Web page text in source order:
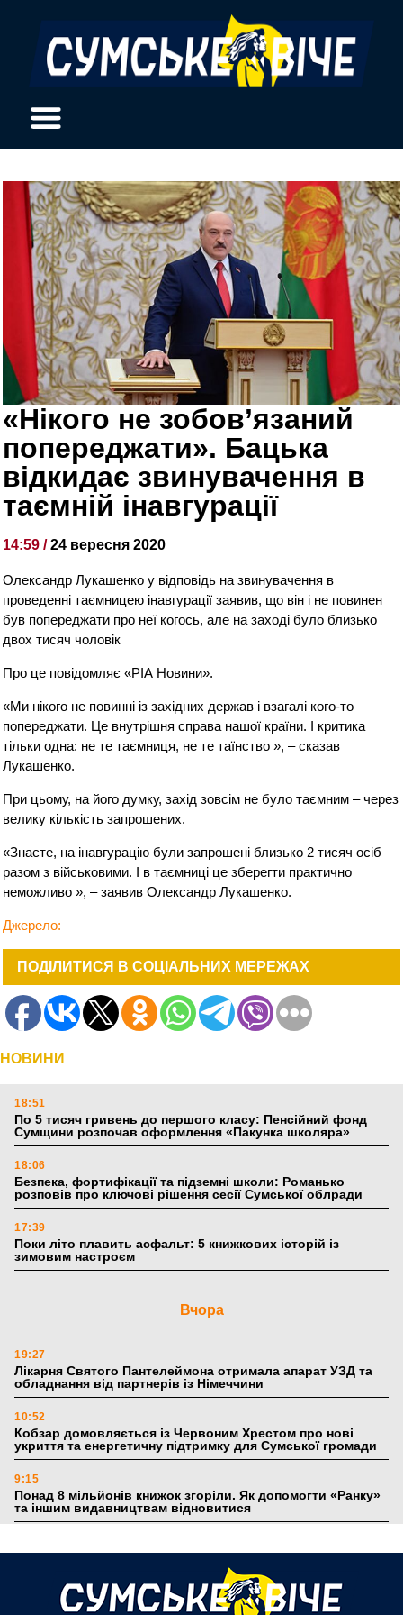
«Нікого не зобов’язаний
попереджати». Бацька
відкидає звинувачення в
таємній інавгурації
14:59 /24 вересня 2020
Олександр Лукашенко у відповідь на звинувачення в
проведенні таємницею інавгурації заявив, що він і не повинен
був попереджати про неї когось, але на заході було близько
двох тисяч чоловік
Про це повідомляє «РІА Новини».
«Ми нікого не повинні із західних держав і взагалі кого-то
попереджати. Це внутрішня справа нашої країни. І критика
тільки одна: не те таємниця, не те таїнство », – сказав
Лукашенко.
При цьому, на його думку, захід зовсім не було таємним – через
велику кількість запрошених.
«Знаєте, на інавгурацію були запрошені близько 2 тисяч осіб
разом з військовими. І в таємниці це зберегти практично
неможливо », – заявив Олександр Лукашенко.
Джерело:
ПОДІЛИТИСЯ В СОЦІАЛЬНИХ МЕРЕЖАХ
НОВИНИ
18:51
По 5 тисяч гривень до першого класу: Пенсійний фонд
Сумщини розпочав оформлення «Пакунка школяра»
18:06
Безпека, фортифікації та підземні школи: Романько
розповів про ключові рішення сесії Сумської облради
17:39
Поки літо плавить асфальт: 5 книжкових історій із
зимовим настроєм
Вчора
19:27
Лікарня Святого Пантелеймона отримала апарат УЗД та
обладнання від партнерів із Німеччини
10:52
Кобзар домовляється із Червоним Хрестом про нові
укриття та енергетичну підтримку для Сумської громади
9:15
Понад 8 мільйонів книжок згоріли. Як допомогти «Ранку»
та іншим видавництвам відновитися